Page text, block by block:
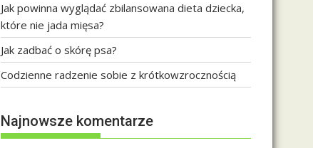
Jak powinna wyglądać zbilansowana dieta dziecka,
które nie jada mięsa?
Jak zadbać o skórę psa?
Codzienne radzenie sobie z krótkowzrocznością
Najnowsze komentarze